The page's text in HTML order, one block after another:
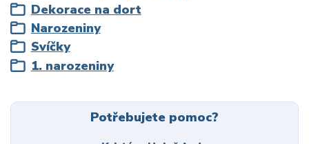
Dekorace na dort
Narozeniny
Svíčky
1. narozeniny
Potřebujete pomoc?